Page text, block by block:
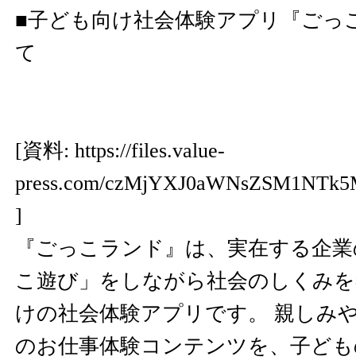
■子ども向け社会体験アプリ『ごっ
て
[資料: https://files.value-
press.com/
]
『ごっこランド』は、実在する企
こ遊び」をしながら社会のしくみ
けの社会体験アプリです。 親しみ
のお仕事体験コンテンツを、子ど